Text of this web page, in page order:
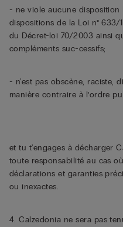
- ne viole aucune disposition
dispositions de la Loi n°
du Décret-loi 70/2003 ainsi
compléments suc-cessifs;
- n'est pas obscène, raciste,
manière contraire à l’ordre
et tu t'engages à décharger
toute responsabilité au cas
déclarations et garanties
ou inexactes.
4. Calzedonia ne sera pas